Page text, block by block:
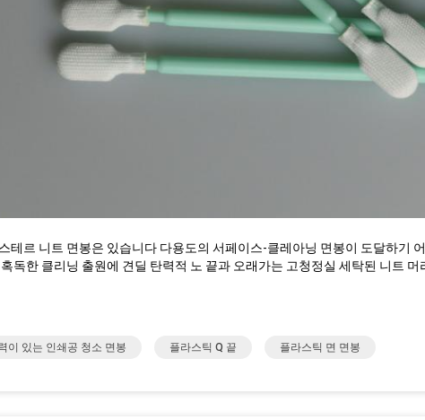
테르 니트 면봉은 있습니다 다용도의 서페이스-클레아닝 면봉이 도달하기
독한 클리닝 출원에 견딜 탄력적 노 끝과 오래가는 고청정실 세탁된 니트 머
이 있는 인쇄공 청소 면봉 플라스틱 Q 끝 플라스틱 면 면봉